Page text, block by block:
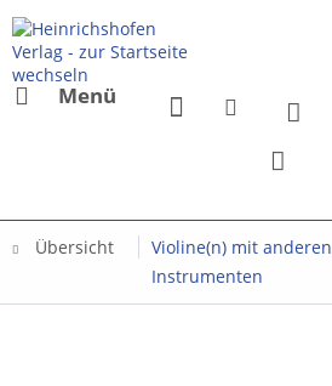
Menü
Übersicht
Violine(n) mit anderen
Instrumenten